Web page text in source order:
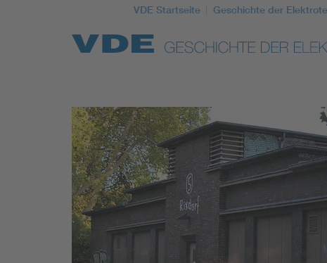
VDE Startseite Geschichte der
Top Themen
Weitere Themen